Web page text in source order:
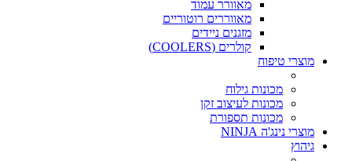
מאוורר עמוד
מאווררים רוטוריים
מזגנים ניידים
קולרים (COOLERS)
מוצרי טיפוח
מכונות גילוח
מכונות לעיצוב זקן
מכונות תספורת
מוצרי נינג'ה NINJA
גיהוץ